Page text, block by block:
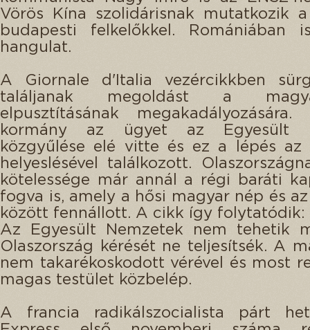
Vörös Kína szolidárisnak mutatkozik
budapesti felkelőkkel. Romániában
hangulat.
A Giornale d'Italia vezércikkben
találjanak megoldást a
elpusztításának
kormány az ügyet az Egyesült
közgyűlése elé vitte és ez a lépés az
helyeslésével találkozott.
kötelessége már annál a régi baráti
fogva is, amely a hősi magyar nép és
között fennállott. A cikk így folytatódik:
Az Egyesült Nemzetek nem tehetik
Olaszország kérését ne teljesítsék. A
nem takarékoskodott vérével és most
magas testület közbelép.
A francia radikálszocialista párt